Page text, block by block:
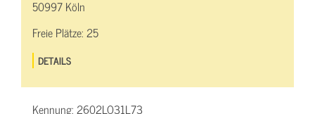
50997 Köln
Freie Plätze:25
DETAILS
Kennung:2602LQ31L73